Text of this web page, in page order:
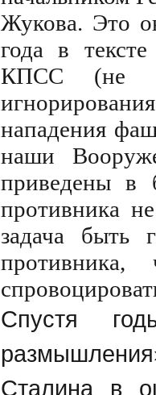
Жукова. Это
года в
КПСС (не
нападения
наши
приведены в
противника
задача быть
Спустя
Сталина в